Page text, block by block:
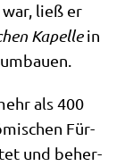
ließ er
Kapel­lein
als 400
Für­
und beher­